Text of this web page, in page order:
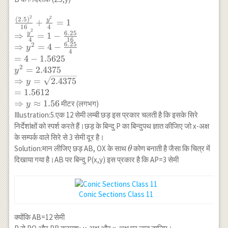
{4^2}+\frac{y^2}
{2^2}=1 \\
\Rightarrow
\frac{x^2}
{16}+\frac{y^2}
{4}=1
\frac{(2.5)^2}
{16}+\frac{y^2}
{4} =1 \\
\Rightarrow
\frac{y^2}{4}
=1-\frac{6.25}
{16} \\
\Rightarrow y^2
=4-\frac{6.25}
{4} \\ =4-1.5625
\\ y^2=2.4375
\\ \Rightarrow
y
=\sqrt{2.4375}
16
(2.5)2
+ 4
y2
= 1
⇒
4
y2
= 1 − 16
6.25
⇒ y2 = 4 − 4
6.25
= 4 − 1.5625
y2 = 2.4375
⇒ y =
2.4375
= 1.5612
⇒ y ≈ 1.56मीटर (लगभग)
Illustration:5.एक 12 सेमी लम्बी छड़ इस प्रकार चलती है कि इसके सिरे
निर्देशांक्षों को स्पर्श करते हैं।छड़ के बिन्दु P का बिन्दुपथ ज्ञात कीजिए जो x-अक्ष
के सम्पर्क वाले सिरे से 3 सेमी दूर है।
Solution:मान लीजिए छड़ AB, OX के साथ\theta
θकोण बनाती है जैसा कि चित्र में
दिखाया गया है।AB पर बिन्दु P(x,y) इस प्रकार है कि AP=3 सेमी
Conic Sections Class 11
क्योंकि AB=12 सेमी